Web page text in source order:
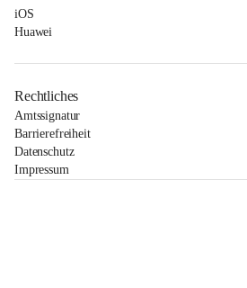
iOS
Huawei
Rechtliches
Amtssignatur
Barrierefreiheit
Datenschutz
Impressum